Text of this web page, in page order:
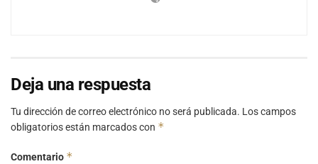
Deja una respuesta
Tu dirección de correo electrónico no será publicada. Los campos
obligatorios están marcados con *
Comentario *